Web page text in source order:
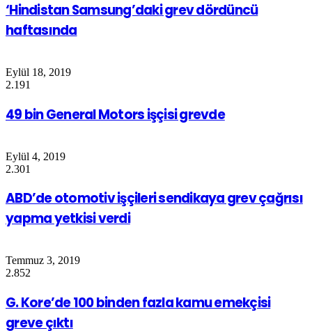
‘Hindistan Samsung’daki grev dördüncü
haftasında
Eylül 18, 2019
2.191
49 bin General Motors işçisi grevde
Eylül 4, 2019
2.301
ABD’de otomotiv işçileri sendikaya grev çağrısı
yapma yetkisi verdi
Temmuz 3, 2019
2.852
G. Kore’de 100 binden fazla kamu emekçisi
greve çıktı